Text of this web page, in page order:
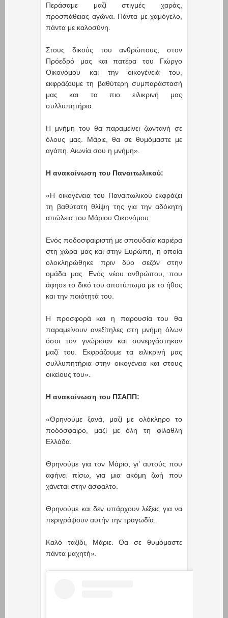
Περάσαμε μαζί στιγμές χαράς,
προσπάθειας αγώνα. Πάντα με χαμόγελο,
πάντα με καλοσύνη.
Στους δικούς του ανθρώπους, στον
Πρόεδρό μας και πατέρα του Γιώργο
Οικονόμου και την οικογένειά του,
εκφράζουμε τη βαθύτερη συμπαράστασή
μας και τα πιο ειλικρινή μας
συλλυπητήρια.
Η μνήμη του θα παραμείνει ζωντανή σε
όλους μας. Μάριε, θα σε θυμόμαστε με
αγάπη. Αιωνία σου η μνήμη».
Η ανακοίνωση του Παναιτωλικού:
«Η οικογένεια του Παναιτωλικού εκφράζει
τη βαθύτατη θλίψη της για την αδόκητη
απώλεια του Μάριου Οικονόμου.
Ενός ποδοσφαιριστή με σπουδαία καριέρα
στη χώρα μας και στην Ευρώπη, η οποία
ολοκληρώθηκε πριν δύο σεζόν στην
ομάδα μας. Ενός νέου ανθρώπου, που
άφησε το δικό του αποτύπωμα με το ήθος
και την ποιότητά του.
Η προσφορά και η παρουσία του θα
παραμείνουν ανεξίτηλες στη μνήμη όλων
όσοι τον γνώρισαν και συνεργάστηκαν
μαζί του. Εκφράζουμε τα ειλικρινή μας
συλλυπητήρια στην οικογένεια και στους
οικείους του».
Η ανακοίνωση του ΠΣΑΠΠ:
«Θρηνούμε ξανά, μαζί με ολόκληρο το
ποδόσφαιρο, μαζί με όλη τη φίλαθλη
Ελλάδα.
Θρηνούμε για τον Μάριο, γι’ αυτούς που
αφήνει πίσω, για μια ακόμη ζωή που
χάνεται στην άσφαλτο.
Θρηνούμε και δεν υπάρχουν λέξεις για να
περιγράψουν αυτήν την τραγωδία.
Καλό ταξίδι, Μάριε. Θα σε θυμόμαστε
πάντα μαχητή».